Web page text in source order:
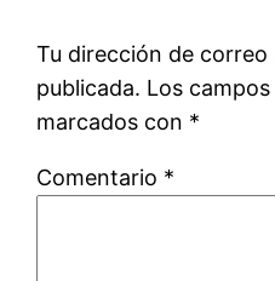
Tu dirección de
publicada. Los
marcados con *
Comentario *